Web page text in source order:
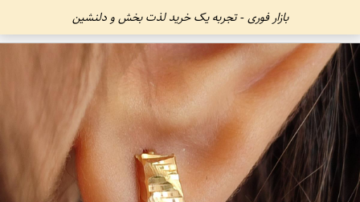
بازار فوری - تجربه یک خرید لذت بخش و دلنشین